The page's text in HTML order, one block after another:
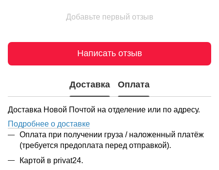
Добавьте первый отзыв
Написать отзыв
Доставка Оплата
Доставка Новой Почтой на отделение или по адресу.
Подробнее о доставке
Оплата при получении груза / наложенный платёж
(требуется предоплата перед отправкой).
Картой в privat24.